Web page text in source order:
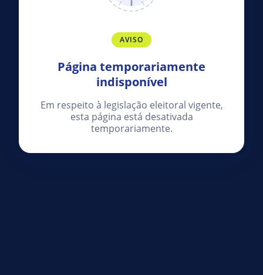
AVISO
Página temporariamente
indisponível
Em respeito à legislação eleitoral vigente,
esta página está desativada
temporariamente.